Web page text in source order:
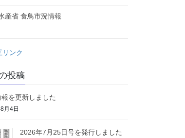
産省 食鳥市況情報
リンク
投稿
を更新しました
月4日
2026年7月25日号を発行しました